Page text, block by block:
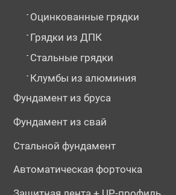
- Оцинкованные грядки
- Грядки из ДПК
- Стальные грядки
- Клумбы из алюминия
Фундамент из бруса
Фундамент из свай
Стальной фундамент
Автоматическая форточка